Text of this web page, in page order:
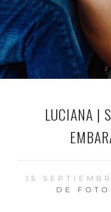
LUCIANA |
15
DE